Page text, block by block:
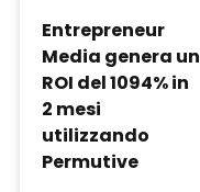
Entrepreneur
Media genera un
ROI del 1094% in
2 mesi
utilizzando
Permutive